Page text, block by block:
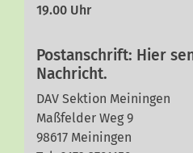
19.00 Uhr
Postanschrift: Hier
Nachricht.
DAV Sektion Meiningen
Maßfelder Weg 9
98617 Meiningen